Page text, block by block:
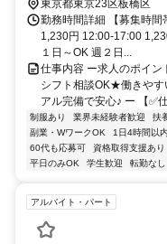
東京都東京23区板橋区
勤務時間詳細 【募集時
1,230円 12:00-17:00
１日～OK 週２日...
仕事内容 ー求人のポイン
シフト相談OK★働きや
アル完備で安心♪ ー 【✅
制服あり 業界未経験者歓迎 扶
副業・WワークOK
1日4時間以
60代も応募可
資格取得支援あり
平日のみOK
学生歓迎 転勤なし
アルバイト・パート